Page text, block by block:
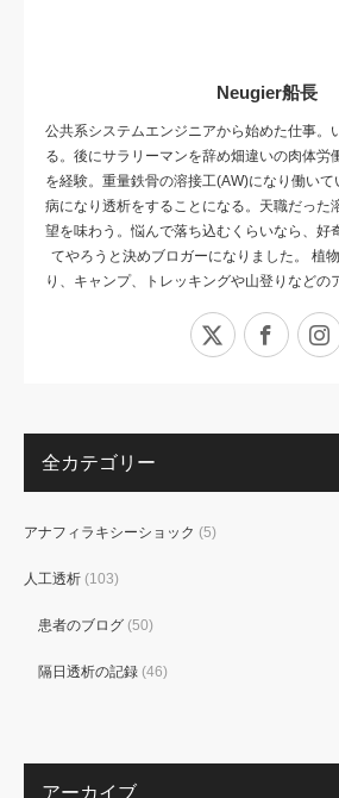
Neugier船長
公共系システムエンジニアから始めた仕事。
る。後にサラリーマンを辞め畑違いの肉体労
を経験。重量鉄骨の溶接工(AW)になり働い
病になり透析をすることになる。天職だった
望を味わう。悩んで落ち込むくらいなら、好
てやろうと決めブロガーになりました。 植
り、キャンプ、トレッキングや山登りなどの
全カテゴリー
アナフィラキシーショック (5)
人工透析 (103)
患者のブログ (50)
隔日透析の記録 (46)
アーカイブ